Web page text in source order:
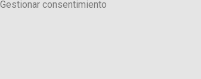
Gestionar consentimiento